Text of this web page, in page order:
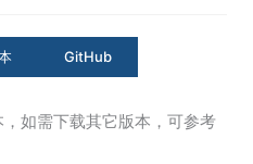
GitHub
如需下载其它版本，可参考